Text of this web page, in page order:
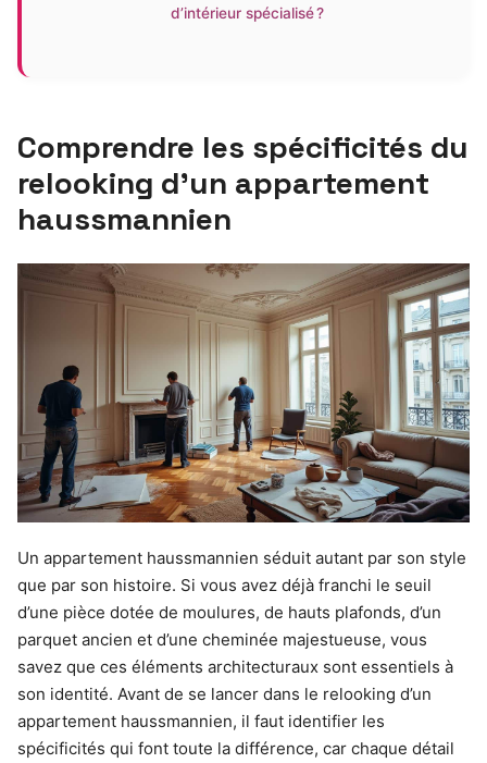
d’intérieur spécialisé ?
Comprendre les spécificités du
relooking d’un appartement
haussmannien
Un appartement haussmannien séduit autant par son style
que par son histoire. Si vous avez déjà franchi le seuil
d’une pièce dotée de moulures, de hauts plafonds, d’un
parquet ancien et d’une cheminée majestueuse, vous
savez que ces éléments architecturaux sont essentiels à
son identité. Avant de se lancer dans le relooking d’un
appartement haussmannien, il faut identifier les
spécificités qui font toute la différence, car chaque détail